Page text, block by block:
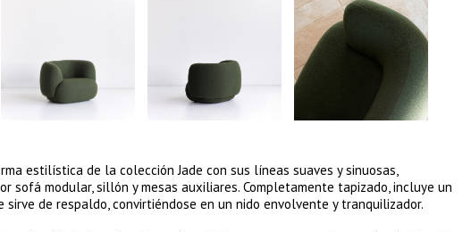
estilística de la colección Jade con sus líneas suaves y sinuosas,
sofá modular, sillón y mesas auxiliares. Completamente tapizado, incluye un
de respaldo, convirtiéndose en un nido envolvente y tranquilizador.